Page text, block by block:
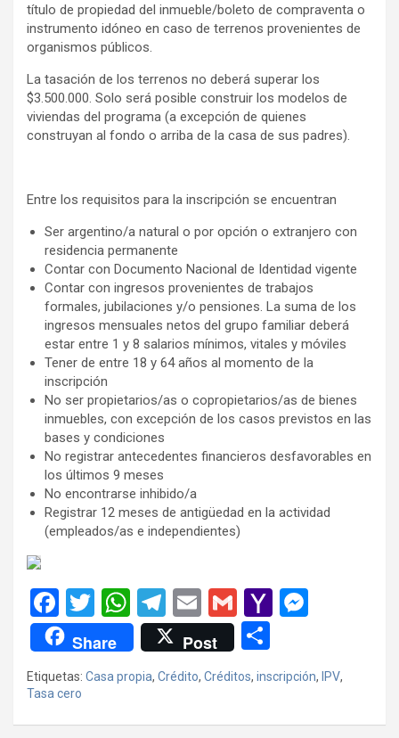
título de propiedad del inmueble/boleto de compraventa o
instrumento idóneo en caso de terrenos provenientes de
organismos públicos.
La tasación de los terrenos no deberá superar los
$3.500.000. Solo será posible construir los modelos de
viviendas del programa (a excepción de quienes
construyan al fondo o arriba de la casa de sus padres).
Entre los requisitos para la inscripción se encuentran
Ser argentino/a natural o por opción o extranjero con
residencia permanente
Contar con Documento Nacional de Identidad vigente
Contar con ingresos provenientes de trabajos
formales, jubilaciones y/o pensiones. La suma de los
ingresos mensuales netos del grupo familiar deberá
estar entre 1 y 8 salarios mínimos, vitales y móviles
Tener de entre 18 y 64 años al momento de la
inscripción
No ser propietarios/as o copropietarios/as de bienes
inmuebles, con excepción de los casos previstos en las
bases y condiciones
No registrar antecedentes financieros desfavorables en
los últimos 9 meses
No encontrarse inhibido/a
Registrar 12 meses de antigüedad en la actividad
(empleados/as e independientes)
F
a
ce
b
o
T
wi
tt
er
W
h
at
s
A
T
el
e
gr
a
E
m
ail
G
m
ail
Y
o
o
n
g
Share Post
o
m
p
Etiquetas: Casa propia, Crédito, Créditos, inscripción, IPV,
Tasa cero